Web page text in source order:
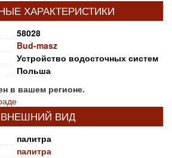
ХАРАКТЕРИСТИКИ
58028
Bud-masz
Устройство водосточных систем
Польша
в вашем регионе.
ВНЕШНИЙ ВИД
палитра
палитра